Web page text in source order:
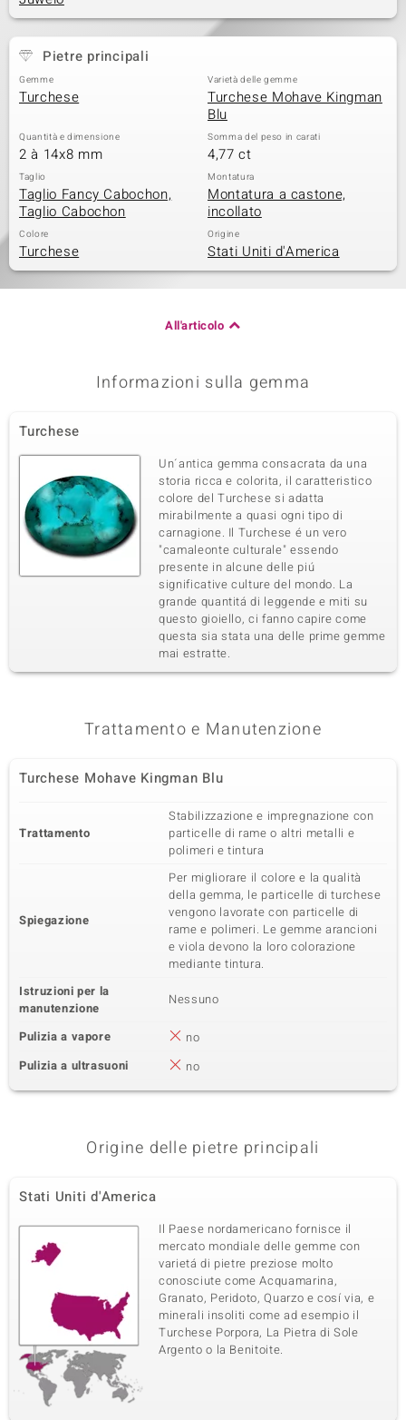
Pietre principali
Gemme
Turchese
Varietà delle gemme
Turchese Mohave Kingman
Blu
Quantità e dimensione
2 à 14x8 mm
Somma del peso in carati
4,77 ct
Taglio
Taglio Fancy Cabochon,
Taglio Cabochon
Montatura
Montatura a castone,
incollato
Colore
Turchese
Origine
Stati Uniti d'America
All'articolo
Informazioni sulla gemma
Turchese
Un´antica gemma consacrata da una
storia ricca e colorita, il caratteristico
colore del Turchese si adatta
mirabilmente a quasi ogni tipo di
carnagione. Il Turchese é un vero
"camaleonte culturale" essendo
presente in alcune delle piú
significative culture del mondo. La
grande quantitá di leggende e miti su
questo gioiello, ci fanno capire come
questa sia stata una delle prime gemme
mai estratte.
Trattamento e Manutenzione
Turchese Mohave Kingman Blu
Trattamento
Stabilizzazione e impregnazione con
particelle di rame o altri metalli e
polimeri e tintura
Spiegazione
Per migliorare il colore e la qualità
della gemma, le particelle di turchese
vengono lavorate con particelle di
rame e polimeri. Le gemme arancioni
e viola devono la loro colorazione
mediante tintura.
Istruzioni per la
manutenzione
Nessuno
Pulizia a vapore
no
Pulizia a ultrasuoni
no
Origine delle pietre principali
Stati Uniti d'America
Il Paese nordamericano fornisce il
mercato mondiale delle gemme con
varietá di pietre preziose molto
conosciute come Acquamarina,
Granato, Peridoto, Quarzo e cosí via, e
minerali insoliti come ad esempio il
Turchese Porpora, La Pietra di Sole
Argento o la Benitoite.